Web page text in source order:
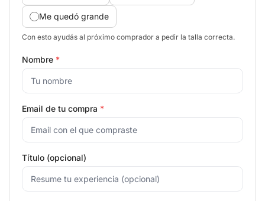
Me quedó grande
Con esto ayudás al próximo comprador a pedir la talla correcta.
Nombre *
Email de tu compra *
Título (opcional)